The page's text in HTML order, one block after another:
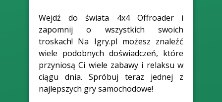
Wejdź do świata 4x4 Offroader i
zapomnij o wszystkich swoich
troskach! Na Igry.pl możesz znaleźć
wiele podobnych doświadczeń, które
przyniosą Ci wiele zabawy i relaksu w
ciągu dnia. Spróbuj teraz jednej z
najlepszych gry samochodowe!